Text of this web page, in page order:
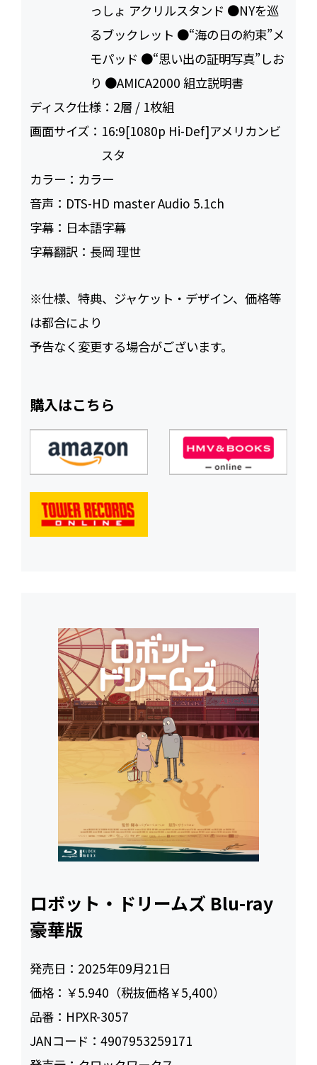
っしょ アクリルスタンド ●NYを巡
るブックレット ●“海の日の約束”メ
モパッド ●“思い出の証明写真”しお
り ●AMICA2000 組立説明書
ディスク仕様： 2層 / 1枚組
画面サイズ： 16:9[1080p Hi-Def]アメリカンビ
スタ
カラー： カラー
音声： DTS-HD master Audio 5.1ch
字幕： 日本語字幕
字幕翻訳： 長岡 理世
※仕様、特典、ジャケット・デザイン、価格等
は都合により
予告なく変更する場合がございます。
購入はこちら
ロボット・ドリームズ Blu-ray
豪華版
発売日： 2025年09月21日
価格： ￥5.940（税抜価格￥5,400）
品番： HPXR-3057
JANコード：4907953259171